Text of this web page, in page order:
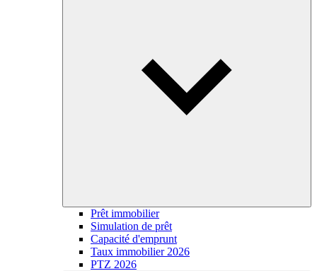
Prêt immobilier
Simulation de prêt
Capacité d'emprunt
Taux immobilier 2026
PTZ 2026